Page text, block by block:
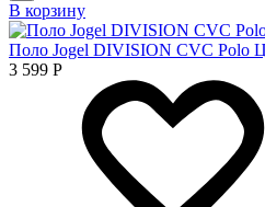
В корзину
Поло Jogel DIVISION CVC Polo
3 599 Р